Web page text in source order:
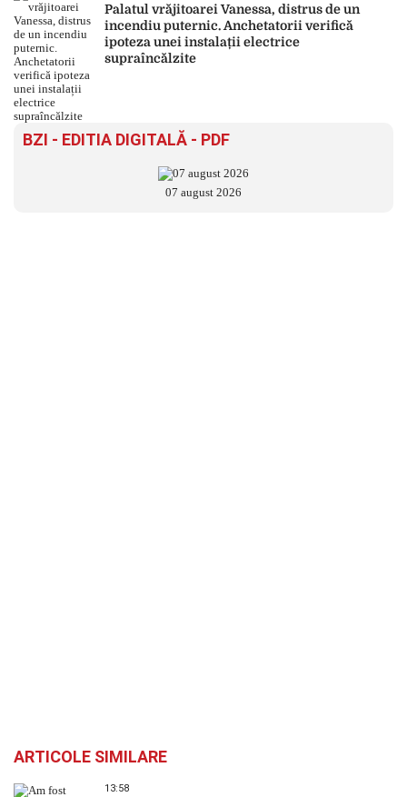
Palatul vrăjitoarei Vanessa, distrus de un
incendiu puternic. Anchetatorii verifică
ipoteza unei instalații electrice
supraîncălzite
BZI - EDITIA DIGITALĂ - PDF
07 august 2026
ARTICOLE SIMILARE
13:58